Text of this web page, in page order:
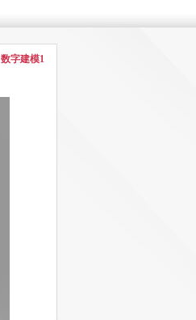
数字建模1